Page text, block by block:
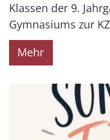
Klassen der 9.
Gymnasiums zur
Mehr